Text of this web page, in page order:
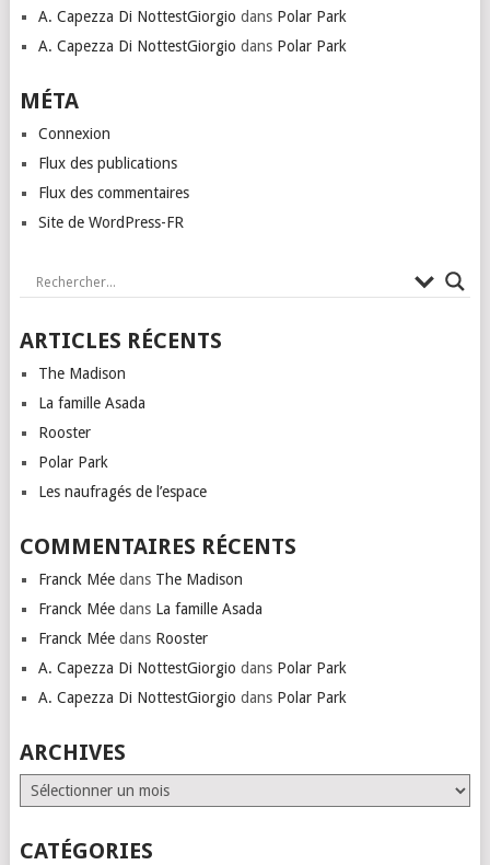
A. Capezza Di NottestGiorgio dans Polar Park
A. Capezza Di NottestGiorgio dans Polar Park
MÉTA
Connexion
Flux des publications
Flux des commentaires
Site de WordPress-FR
ARTICLES RÉCENTS
The Madison
La famille Asada
Rooster
Polar Park
Les naufragés de l’espace
COMMENTAIRES RÉCENTS
Franck Méedans The Madison
Franck Méedans La famille Asada
Franck Méedans Rooster
A. Capezza Di NottestGiorgio dans Polar Park
A. Capezza Di NottestGiorgio dans Polar Park
ARCHIVES
Archives
CATÉGORIES